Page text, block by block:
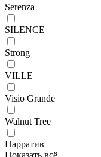
Serenza
SILENCE
Strong
VILLE
Visio Grande
Walnut Tree
Нарратив
Показать всё